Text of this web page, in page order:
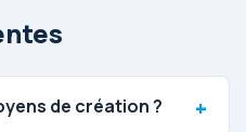
de création ?